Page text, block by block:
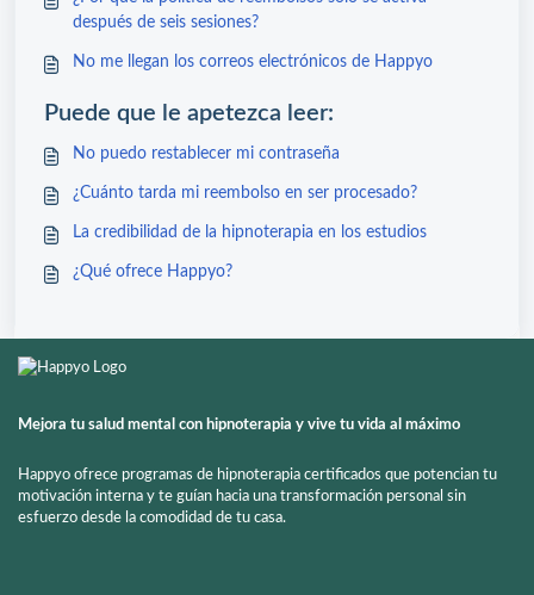
después de seis sesiones?
No me llegan los correos electrónicos de Happyo
Puede que le apetezca leer:
No puedo restablecer mi contraseña
¿Cuánto tarda mi reembolso en ser procesado?
La credibilidad de la hipnoterapia en los estudios
¿Qué ofrece Happyo?
Mejora tu salud mental con hipnoterapia y vive tu vida al máximo
Happyo ofrece programas de hipnoterapia certificados que potencian tu
motivación interna y te guían hacia una transformación personal sin
esfuerzo desde la comodidad de tu casa.